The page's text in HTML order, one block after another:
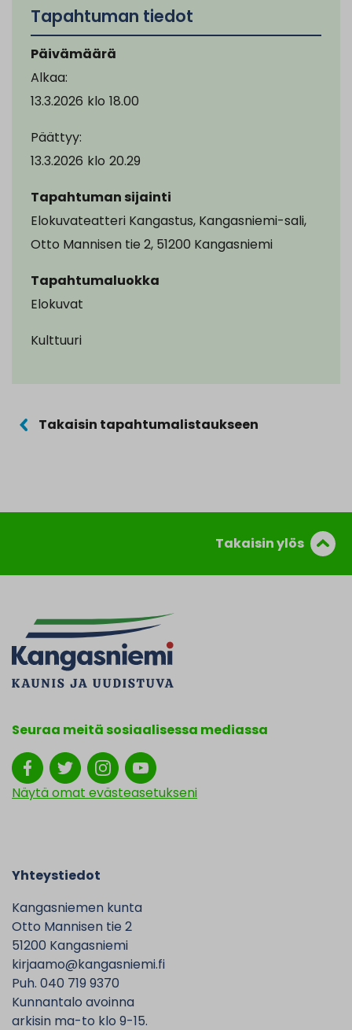
Tapahtuman tiedot
Päivämäärä
Alkaa:
13.3.2026 klo 18.00
Päättyy:
13.3.2026 klo 20.29
Tapahtuman sijainti
Elokuvateatteri Kangastus, Kangasniemi-sali,
Otto Mannisen tie 2, 51200 Kangasniemi
Tapahtumaluokka
Elokuvat
Kulttuuri
Takaisin tapahtumalistaukseen
Takaisin ylös
Seuraa meitä sosiaalisessa mediassa
Näytä omat evästeasetukseni
Yhteystiedot
Kangasniemen kunta
Otto Mannisen tie 2
51200 Kangasniemi
kirjaamo@kangasniemi.fi
Puh. 040 719 9370
Kunnantalo avoinna
arkisin ma-to klo 9-15.